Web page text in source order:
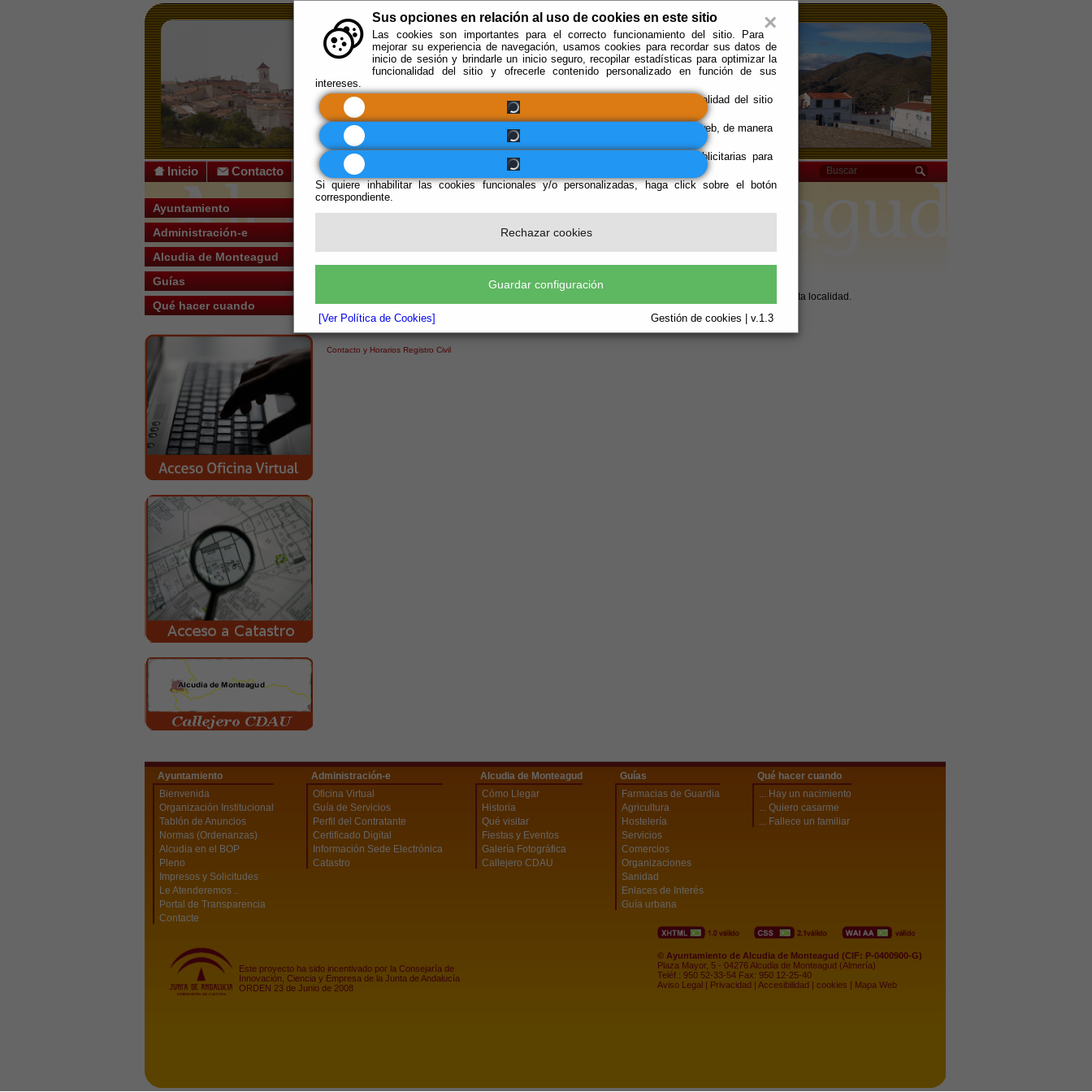
×
Sus opciones en relación al uso de cookies en este sitio
Las cookies son importantes para el correcto funcionamiento del sitio. Para
mejorar su experiencia de navegación, usamos cookies para recordar sus datos de
inicio de sesión y brindarle un inicio seguro, recopilar estadísticas para optimizar la
funcionalidad del sitio y ofrecerle contenido personalizado en función de sus
intereses.
Se requieren estas cookies para permitir la funcionalidad del sitio
Estas cookies nos permiten analizar el uso del Sitio web, de manera
que podamos medir y mejorar el funcionamiento.
Estas cookies son utilizadas por empresas publicitarias para
publicar anuncios relevantes para sus intereses.
Si quiere inhabilitar las cookies funcionales y/o personalizadas, haga click sobre el botón
correspondiente.
Rechazar cookies
Guardar configuración
[Ver Política de Cookies] Gestión de cookies | v.1.3
Inicio Contacto
Ayuntamiento
Administración-e
Alcudia de Monteagud
Guías
Qué hacer cuando
Usted se encuentra aquí:
No se podrá realizar la inscripción de Defunción no se podrá realizar, si el fallecimiento no tuvo lugar en esta localidad.
Para más información
Contacto y Horarios Registro Civil
Ayuntamiento
Bienvenida
Organización Institucional
Tablón de Anuncios
Normas (Ordenanzas)
Alcudia en el BOP
Pleno
Impresos y Solicitudes
Le Atenderemos ..
Portal de Transparencia
Contacte
Administración-e
Oficina Virtual
Guía de Servicios
Perfil del Contratante
Certificado Digital
Información Sede Electrónica
Catastro
Alcudia de Monteagud
Cómo Llegar
Historia
Qué visitar
Fiestas y Eventos
Galería Fotográfica
Callejero CDAU
Guías
Farmacias de Guardia
Agricultura
Hostelería
Servicios
Comercios
Organizaciones
Sanidad
Enlaces de Interés
Guía urbana
Qué hacer cuando
... Hay un nacimiento
... Quiero casarme
... Fallece un familiar
Este proyecto ha sido incentivado por la Consejaría de
Innovación, Ciencia y Empresa de la Junta de Andalucía
ORDEN 23 de Junio de 2008
© Ayuntamiento de Alcudia de Monteagud (CIF: P-0400900-G)
Plaza Mayor, 5 - 04276 Alcudia de Monteagud (Almería)
Teléf.: 950 52-33-54 Fax: 950 12-25-40
Aviso Legal | Privacidad | Accesibilidad | cookies | Mapa Web